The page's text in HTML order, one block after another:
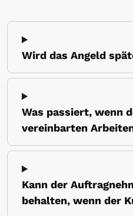
Wird das Angeld
Was passiert, wenn
vereinbarten
Kann der
behalten, wenn der